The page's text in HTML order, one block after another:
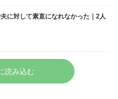
に対して素直になれなかった｜2人
読み込む